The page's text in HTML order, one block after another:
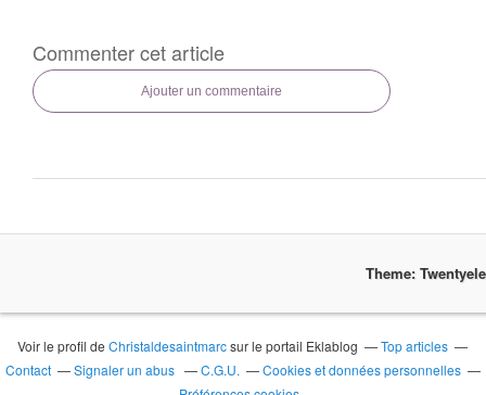
Commenter cet article
Ajouter un commentaire
Theme:
Voir le profil deChristaldesaintmarcsur le portail Eklablog
Top articles
Contact
Signaler un abus C.G.U.
Cookies et données personnelles